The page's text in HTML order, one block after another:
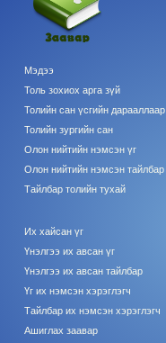
Мэдээ
Толь зохиох арга зүй
Толийн сан үсгийн дарааллаар
Толийн зургийн сан
Олон нийтийн нэмсэн үг
Олон нийтийн нэмсэн тайлбар
Тайлбар толийн тухай
Их хайсан үг
Үнэлгээ их авсан үг
Үнэлгээ их авсан тайлбар
Үг их нэмсэн хэрэглэгч
Тайлбар их нэмсэн хэрэглэгч
Ашиглах заавар